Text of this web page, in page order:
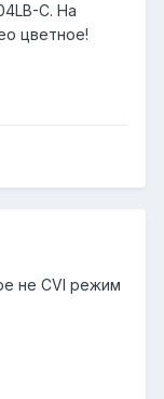
C. На
цветное!
не CVI режим